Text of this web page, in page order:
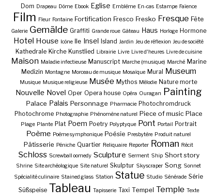
Dom Drapeau Dôme Ebook Eglise Emblème En-cas Estampe Faïence
Film Fleur Fontaine Fortification Fresco Fresko Fresque Fête
Galerie Gemälde Graffiti Grande roue Gâteau Haus Horloge Hormone
Hotel House Icône Ile Insel Island Jardin Jeu de réflexion Jeu de société
Kathedrale Kirche Kunstlied Librairie Livre Livre d'heures Livre de cuisine
Maison Maladie infectieuse Manuscript Marche (musique) Marché Marine
Medizin Montagne Morceau de musique Mosaïque Mural Museum
Musique Musique religieuse Musée Mythos Mélodie Nature morte
Nouvelle Novel Oper Opera house Opéra Ouragan Painting
Palace Palais Personnage Pharmacie Photochromdruck
Photochrome Photographie Phénomène naturel Piece of music Place
Plage Plante Plat Poem Poetry Polyptyque Pont Portail Portrait
Poème Poème symphonique Poésie Presbytère Produit naturel
Pâtisserie Péniche Quartier Reliquaire Reporter Roman Récit
Schloss Screwball oomedy Sculpture Serment Ship Short story
Shrine Site archéologique Site naturel Skulptur Skyscraper Song Sonnet
Spécialité culinaire Stained glass Station Statue Studio Sénérade Série
Süßspeise Tableau Tapisserie Taxi Tempel Temple Texte